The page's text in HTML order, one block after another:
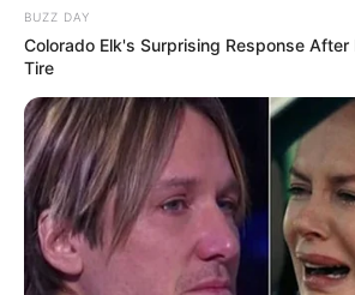
DESTAQUES DA SEMANA
Agente de Saúde é
visitas que nunca
Câmara dos
quinquênios, sexta-
entram no debate.
BUZZ DAY
Colorado Elk's Surprising Response After
Tire